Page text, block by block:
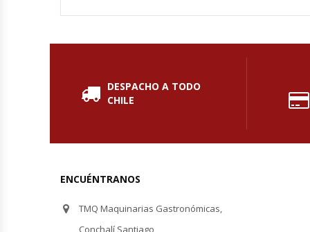
Hornos A Piso Y Pizzeros
Hornos Cocción Acelerada
Hornos Eléctricos
DESPACHO A TODO
CHILE
ENCUÉNTRANOS
TMQ Maquinarias Gastronómicas,